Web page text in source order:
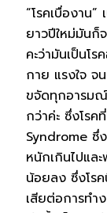
“โรคเบื่องาน
ยาวปีใหม่มันก็
คะว่ามันเป็นโ
กาย แรงใจ จ
ขจัดทุกอารมณ์
กว่าค่ะ ซึ่งโรค
Syndrome ซึ่
หนักเกินไปแล
น้อยลง ซึ่งโรค
เสียต่อการทำ